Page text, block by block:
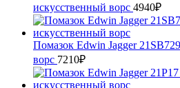
искусственный ворс 4940₽
Помазок Edwin Jagger
ворс 7210₽